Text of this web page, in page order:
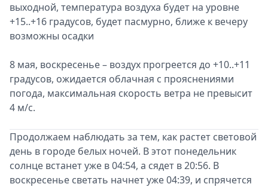
выходной, температура воздуха будет на уровне
+15..+16 градусов, будет пасмурно, ближе к вечеру
возможны осадки
8 мая, воскресенье – воздух прогреется до +10..+11
градусов, ожидается облачная с прояснениями
погода, максимальная скорость ветра не превысит
4 м/с.
Продолжаем наблюдать за тем, как растет световой
день в городе белых ночей. В этот понедельник
солнце встанет уже в 04:54, а сядет в 20:56. В
воскресенье светать начнет уже 04:39, и спрячется